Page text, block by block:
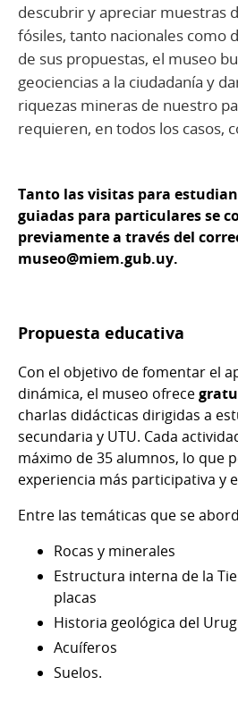
descubrir y apreciar muestras
fósiles, tanto nacionales como
de sus propuestas, el museo
geociencias a la ciudadanía y
riquezas mineras de nuestro
requieren, en todos los casos,
Tanto las visitas para
guiadas para particulares se
previamente a través del
museo@miem.gub.uy.
Propuesta educativa
Con el objetivo de fomentar el
dinámica, el museo ofrece
charlas didácticas dirigidas a
secundaria y UTU. Cada
máximo de 35 alumnos, lo que
experiencia más participativa y
Entre las temáticas que se
Rocas y minerales
Estructura interna de la
placas
Historia geológica del
Acuíferos
Suelos.